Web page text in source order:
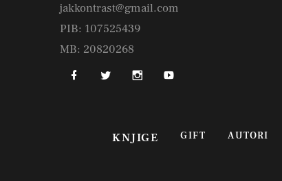
jakkontrast@gmail.com
PIB: 107525439
MB: 20820268
KNJIGE GIFT AUTORI